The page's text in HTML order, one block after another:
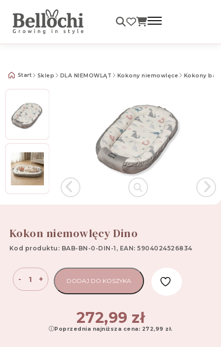
Darmowa dostawa od 99 zł
Start Sklep DLA NIEMOWLĄT Kokony niemowlęce Kokony
Kokon niemowlęcy Dino
Kod produktu: BAB-BN-0-DIN-1, EAN: 5904024526834
-
ilość
Kokon
+ DODAJ DO KOSZYKA
272,99 zł
Poprzednia najniższa cena: 272,99 zł.